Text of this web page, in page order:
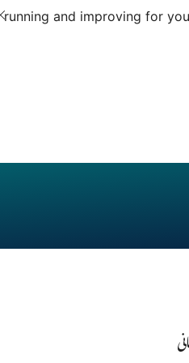
and improving for